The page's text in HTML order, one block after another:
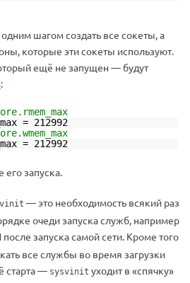
шагом создать все сокеты, а
которые эти сокеты используют.
ещё не запущен — будут
:
= 212992
= 212992
запуска.
— это необходимость всякий раз
очеди запуска служб, например
после запуска самой сети. Кроме того
все службы во время загрузки
старта — sysvinit уходит в «спячку»